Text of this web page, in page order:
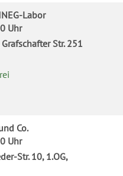
Labor
Uhr
Str. 251
Co.
Uhr
Str. 10, 1.OG,